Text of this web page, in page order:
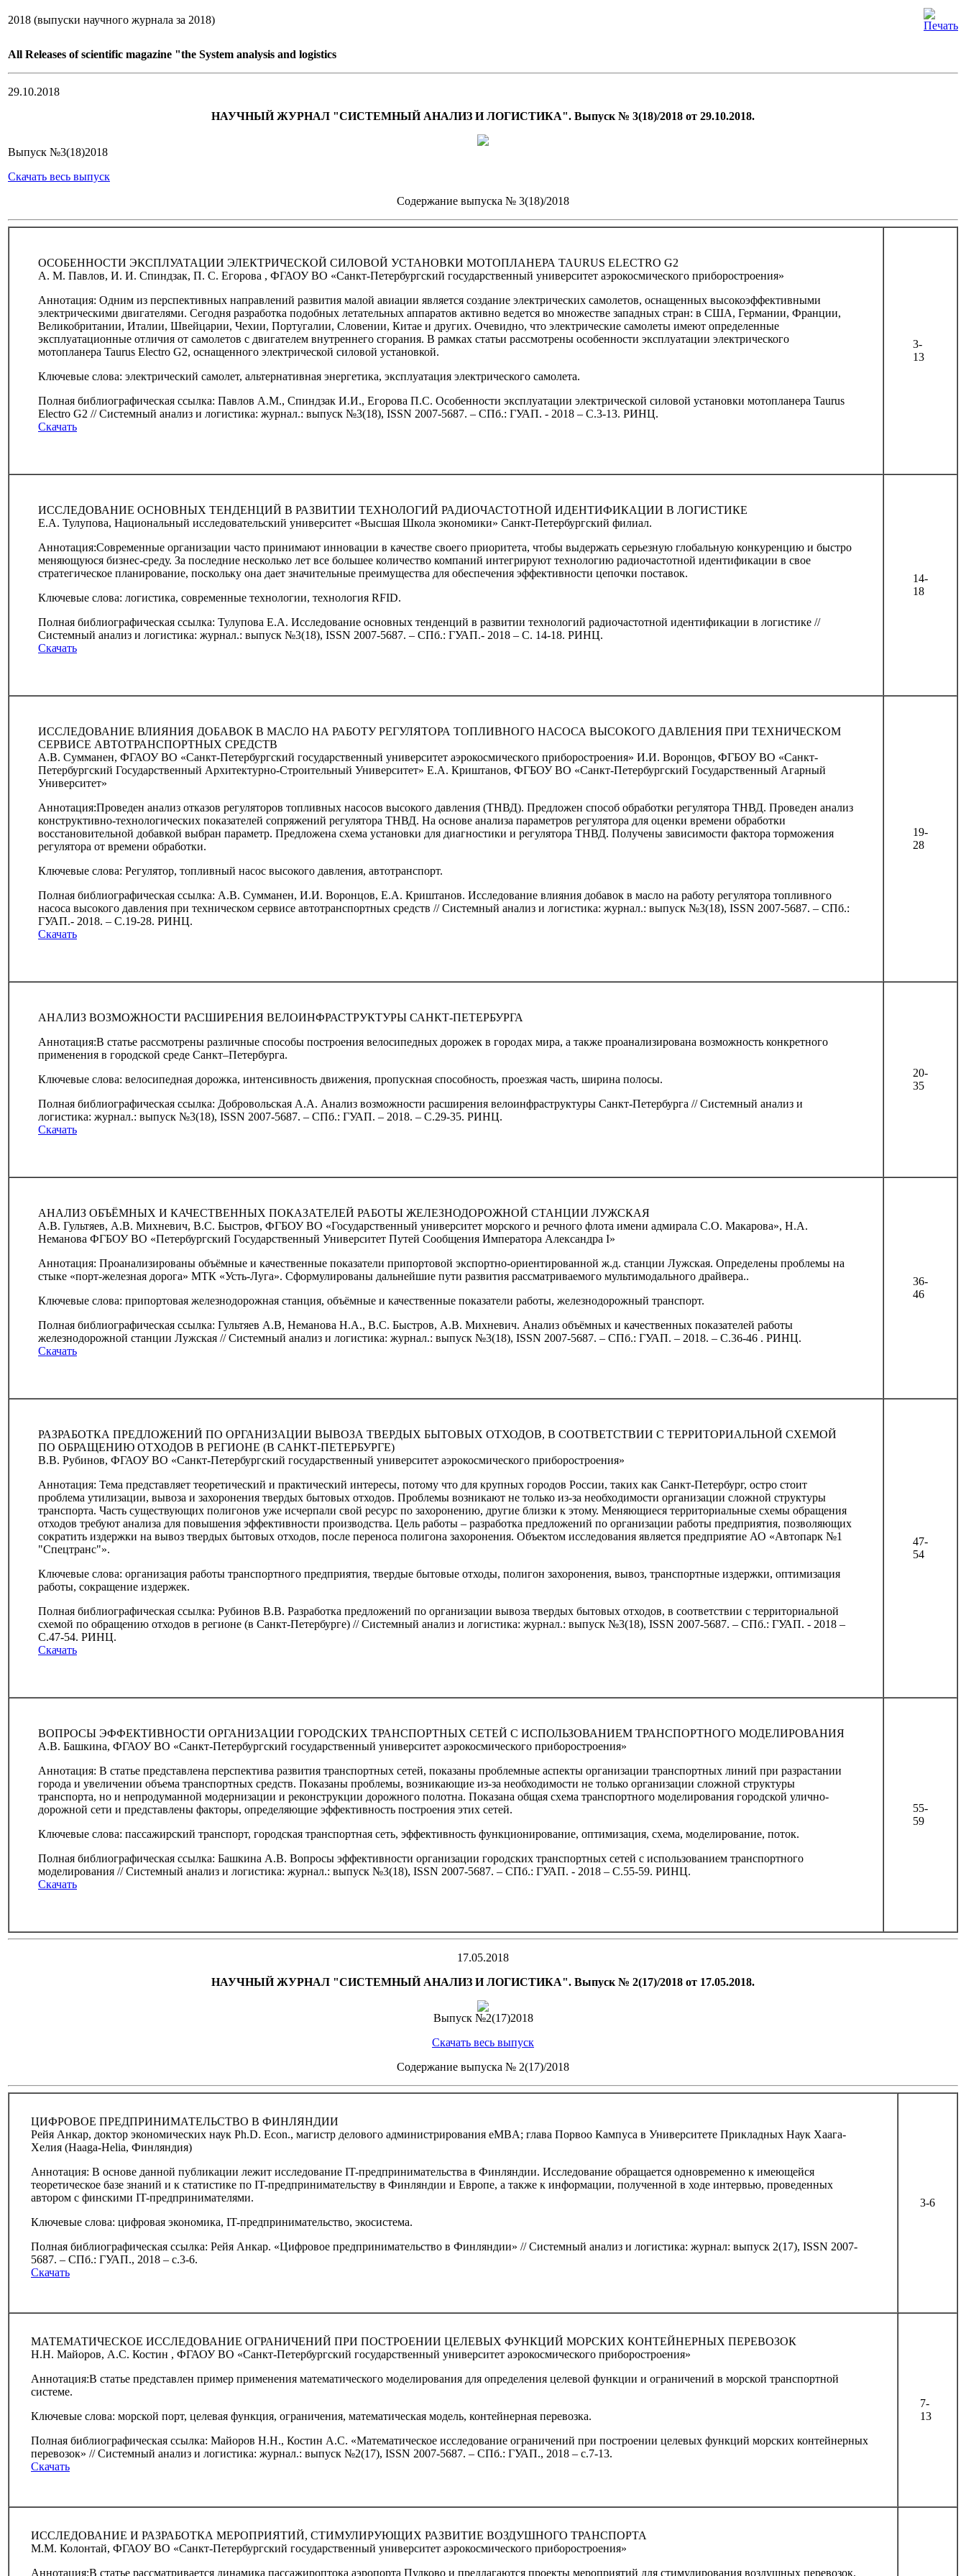
2018 (выпуски научного журнала за 2018)
All Releases of scientific magazine "the System analysis and logistics
29.10.2018
НАУЧНЫЙ ЖУРНАЛ "СИСТЕМНЫЙ АНАЛИЗ И ЛОГИСТИКА". Выпуск № 3(18)/2018 от 29.10.2018.
Выпуск №3(18)2018
Скачать весь выпуск
Содержание выпуска № 3(18)/2018
ОСОБЕННОСТИ ЭКСПЛУАТАЦИИ ЭЛЕКТРИЧЕСКОЙ СИЛОВОЙ УСТАНОВКИ МОТОПЛАНЕРА TAURUS ELECTRO G2
А. М. Павлов, И. И. Спиндзак, П. С. Егорова , ФГАОУ ВО «Санкт-Петербургский государственный университет аэрокосмического приборостроения»
Аннотация: Одним из перспективных направлений развития малой авиации является создание электрических самолетов, оснащенных высокоэффективными
электрическими двигателями. Сегодня разработка подобных летательных аппаратов активно ведется во множестве западных стран: в США, Германии, Франции,
Великобритании, Италии, Швейцарии, Чехии, Португалии, Словении, Китае и других. Очевидно, что электрические самолеты имеют определенные
эксплуатационные отличия от самолетов с двигателем внутреннего сгорания. В рамках статьи рассмотрены особенности эксплуатации электрического
мотопланера Taurus Electro G2, оснащенного электрической силовой установкой.
Ключевые слова: электрический самолет, альтернативная энергетика, эксплуатация электрического самолета.
Полная библиографическая ссылка: Павлов А.М., Спиндзак И.И., Егорова П.С. Особенности эксплуатации электрической силовой установки мотопланера Taurus
Electro G2 // Системный анализ и логистика: журнал.: выпуск №3(18), ISSN 2007-5687. – СПб.: ГУАП. - 2018 – C.3-13. РИНЦ.
Скачать
3-
13
ИССЛЕДОВАНИЕ ОСНОВНЫХ ТЕНДЕНЦИЙ В РАЗВИТИИ ТЕХНОЛОГИЙ РАДИОЧАСТОТНОЙ ИДЕНТИФИКАЦИИ В ЛОГИСТИКЕ
Е.А. Тулупова, Национальный исследовательский университет «Высшая Школа экономики» Санкт-Петербургский филиал.
Аннотация:Современные организации часто принимают инновации в качестве своего приоритета, чтобы выдержать серьезную глобальную конкуренцию и быстро
меняющуюся бизнес-среду. За последние несколько лет все большее количество компаний интегрируют технологию радиочастотной идентификации в свое
стратегическое планирование, поскольку она дает значительные преимущества для обеспечения эффективности цепочки поставок.
Ключевые слова: логистика, современные технологии, технология RFID.
Полная библиографическая ссылка: Тулупова Е.А. Исследование основных тенденций в развитии технологий радиочастотной идентификации в логистике //
Системный анализ и логистика: журнал.: выпуск №3(18), ISSN 2007-5687. – СПб.: ГУАП.- 2018 – C. 14-18. РИНЦ.
Скачать
14-
18
ИССЛЕДОВАНИЕ ВЛИЯНИЯ ДОБАВОК В МАСЛО НА РАБОТУ РЕГУЛЯТОРА ТОПЛИВНОГО НАСОСА ВЫСОКОГО ДАВЛЕНИЯ ПРИ ТЕХНИЧЕСКОМ
СЕРВИСЕ АВТОТРАНСПОРТНЫХ СРЕДСТВ
А.В. Сумманен, ФГАОУ ВО «Санкт-Петербургский государственный университет аэрокосмического приборостроения» И.И. Воронцов, ФГБОУ ВО «Санкт-
Петербургский Государственный Архитектурно-Строительный Университет» Е.А. Криштанов, ФГБОУ ВО «Санкт-Петербургский Государственный Агарный
Университет»
Аннотация:Проведен анализ отказов регуляторов топливных насосов высокого давления (ТНВД). Предложен способ обработки регулятора ТНВД. Проведен анализ
конструктивно-технологических показателей сопряжений регулятора ТНВД. На основе анализа параметров регулятора для оценки времени обработки
восстановительной добавкой выбран параметр. Предложена схема установки для диагностики и регулятора ТНВД. Получены зависимости фактора торможения
регулятора от времени обработки.
Ключевые слова: Регулятор, топливный насос высокого давления, автотранспорт.
Полная библиографическая ссылка: А.В. Сумманен, И.И. Воронцов, Е.А. Криштанов. Исследование влияния добавок в масло на работу регулятора топливного
насоса высокого давления при техническом сервисе автотранспортных средств // Системный анализ и логистика: журнал.: выпуск №3(18), ISSN 2007-5687. – СПб.:
ГУАП.- 2018. – С.19-28. РИНЦ.
Скачать
19-
28
АНАЛИЗ ВОЗМОЖНОСТИ РАСШИРЕНИЯ ВЕЛОИНФРАСТРУКТУРЫ САНКТ-ПЕТЕРБУРГА
Аннотация:В статье рассмотрены различные способы построения велосипедных дорожек в городах мира, а также проанализирована возможность конкретного
применения в городской среде Санкт–Петербурга.
Ключевые слова: велосипедная дорожка, интенсивность движения, пропускная способность, проезжая часть, ширина полосы.
Полная библиографическая ссылка: Добровольская А.А. Анализ возможности расширения велоинфраструктуры Санкт-Петербурга // Системный анализ и
логистика: журнал.: выпуск №3(18), ISSN 2007-5687. – СПб.: ГУАП. – 2018. – С.29-35. РИНЦ.
Скачать
20-
35
АНАЛИЗ ОБЪЁМНЫХ И КАЧЕСТВЕННЫХ ПОКАЗАТЕЛЕЙ РАБОТЫ ЖЕЛЕЗНОДОРОЖНОЙ СТАНЦИИ ЛУЖСКАЯ
А.В. Гультяев, А.В. Михневич, В.С. Быстров, ФГБОУ ВО «Государственный университет морского и речного флота имени адмирала С.О. Макарова», Н.А.
Неманова ФГБОУ ВО «Петербургский Государственный Университет Путей Сообщения Императора Александра I»
Аннотация: Проанализированы объёмные и качественные показатели припортовой экспортно-ориентированной ж.д. станции Лужская. Определены проблемы на
стыке «порт-железная дорога» МТК «Усть-Луга». Сформулированы дальнейшие пути развития рассматриваемого мультимодального драйвера..
Ключевые слова: припортовая железнодорожная станция, объёмные и качественные показатели работы, железнодорожный транспорт.
Полная библиографическая ссылка: Гультяев А.В, Неманова Н.А., В.С. Быстров, А.В. Михневич. Анализ объёмных и качественных показателей работы
железнодорожной станции Лужская // Системный анализ и логистика: журнал.: выпуск №3(18), ISSN 2007-5687. – СПб.: ГУАП. – 2018. – С.36-46 . РИНЦ.
Скачать
36-
46
РАЗРАБОТКА ПРЕДЛОЖЕНИЙ ПО ОРГАНИЗАЦИИ ВЫВОЗА ТВЕРДЫХ БЫТОВЫХ ОТХОДОВ, В СООТВЕТСТВИИ С ТЕРРИТОРИАЛЬНОЙ СХЕМОЙ
ПО ОБРАЩЕНИЮ ОТХОДОВ В РЕГИОНЕ (В САНКТ-ПЕТЕРБУРГЕ)
В.В. Рубинов, ФГАОУ ВО «Санкт-Петербургский государственный университет аэрокосмического приборостроения»
Аннотация: Тема представляет теоретический и практический интересы, потому что для крупных городов России, таких как Санкт-Петербург, остро стоит
проблема утилизации, вывоза и захоронения твердых бытовых отходов. Проблемы возникают не только из-за необходимости организации сложной структуры
транспорта. Часть существующих полигонов уже исчерпали свой ресурс по захоронению, другие близки к этому. Меняющиеся территориальные схемы обращения
отходов требуют анализа для повышения эффективности производства. Цель работы – разработка предложений по организации работы предприятия, позволяющих
сократить издержки на вывоз твердых бытовых отходов, после переноса полигона захоронения. Объектом исследования является предприятие АО «Автопарк №1
"Спецтранс"».
Ключевые слова: организация работы транспортного предприятия, твердые бытовые отходы, полигон захоронения, вывоз, транспортные издержки, оптимизация
работы, сокращение издержек.
Полная библиографическая ссылка: Рубинов В.В. Разработка предложений по организации вывоза твердых бытовых отходов, в соответствии с территориальной
схемой по обращению отходов в регионе (в Санкт-Петербурге) // Системный анализ и логистика: журнал.: выпуск №3(18), ISSN 2007-5687. – СПб.: ГУАП. - 2018 –
С.47-54. РИНЦ.
Скачать
47-
54
ВОПРОСЫ ЭФФЕКТИВНОСТИ ОРГАНИЗАЦИИ ГОРОДСКИХ ТРАНСПОРТНЫХ СЕТЕЙ С ИСПОЛЬЗОВАНИЕМ ТРАНСПОРТНОГО МОДЕЛИРОВАНИЯ
А.В. Башкина, ФГАОУ ВО «Санкт-Петербургский государственный университет аэрокосмического приборостроения»
Аннотация: В статье представлена перспектива развития транспортных сетей, показаны проблемные аспекты организации транспортных линий при разрастании
города и увеличении объема транспортных средств. Показаны проблемы, возникающие из-за необходимости не только организации сложной структуры
транспорта, но и непродуманной модернизации и реконструкции дорожного полотна. Показана общая схема транспортного моделирования городской улично-
дорожной сети и представлены факторы, определяющие эффективность построения этих сетей.
Ключевые слова: пассажирский транспорт, городская транспортная сеть, эффективность функционирование, оптимизация, схема, моделирование, поток.
Полная библиографическая ссылка: Башкина А.В. Вопросы эффективности организации городских транспортных сетей с использованием транспортного
моделирования // Системный анализ и логистика: журнал.: выпуск №3(18), ISSN 2007-5687. – СПб.: ГУАП. - 2018 – С.55-59. РИНЦ.
Скачать
55-
59
17.05.2018
НАУЧНЫЙ ЖУРНАЛ "СИСТЕМНЫЙ АНАЛИЗ И ЛОГИСТИКА". Выпуск № 2(17)/2018 от 17.05.2018.
Выпуск №2(17)2018
Скачать весь выпуск
Содержание выпуска № 2(17)/2018
ЦИФРОВОЕ ПРЕДПРИНИМАТЕЛЬСТВО В ФИНЛЯНДИИ
Рейя Анкар, доктор экономических наук Ph.D. Econ., магистр делового администрирования eMBA; глава Порвоо Кампуса в Университете Прикладных Наук Хаага-
Хелия (Haaga-Helia, Финляндия)
Аннотация: В основе данной публикации лежит исследование IT-предпринимательства в Финляндии. Исследование обращается одновременно к имеющейся
теоретическое базе знаний и к статистике по IT-предпринимательству в Финляндии и Европе, а также к информации, полученной в ходе интервью, проведенных
автором с финскими IT-предпринимателями.
Ключевые слова: цифровая экономика, IT-предпринимательство, экосистема.
Полная библиографическая ссылка: Рейя Анкар. «Цифровое предпринимательство в Финляндии» // Системный анализ и логистика: журнал: выпуск 2(17), ISSN 2007-
5687. – СПб.: ГУАП., 2018 – с.3-6.
Скачать
3-6
МАТЕМАТИЧЕСКОЕ ИССЛЕДОВАНИЕ ОГРАНИЧЕНИЙ ПРИ ПОСТРОЕНИИ ЦЕЛЕВЫХ ФУНКЦИЙ МОРСКИХ КОНТЕЙНЕРНЫХ ПЕРЕВОЗОК
Н.Н. Майоров, А.С. Костин , ФГАОУ ВО «Санкт-Петербургский государственный университет аэрокосмического приборостроения»
Аннотация:В статье представлен пример применения математического моделирования для определения целевой функции и ограничений в морской транспортной
системе.
Ключевые слова: морской порт, целевая функция, ограничения, математическая модель, контейнерная перевозка.
Полная библиографическая ссылка: Майоров Н.Н., Костин А.С. «Математическое исследование ограничений при построении целевых функций морских контейнерных
перевозок» // Системный анализ и логистика: журнал.: выпуск №2(17), ISSN 2007-5687. – СПб.: ГУАП., 2018 – с.7-13.
Скачать
7-
13
ИССЛЕДОВАНИЕ И РАЗРАБОТКА МЕРОПРИЯТИЙ, СТИМУЛИРУЮЩИХ РАЗВИТИЕ ВОЗДУШНОГО ТРАНСПОРТА
М.М. Колонтай, ФГАОУ ВО «Санкт-Петербургский государственный университет аэрокосмического приборостроения»
Аннотация:В статье рассматривается динамика пассажироптока аэропорта Пулково и предлагаются проекты мероприятий для стимулирования воздушных перевозок.